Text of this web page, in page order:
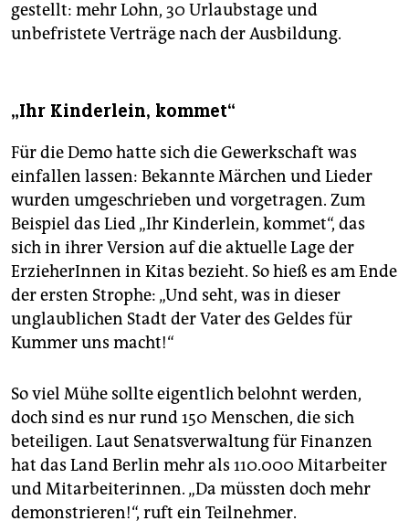
gestellt: mehr Lohn, 30 Urlaubstage und
unbefristete Verträge nach der Ausbildung.
„Ihr Kinderlein, kommet“
Für die Demo hatte sich die Gewerkschaft was
einfallen lassen: Bekannte Märchen und Lieder
wurden umgeschrieben und vorgetragen. Zum
Beispiel das Lied „Ihr Kinderlein, kommet“, das
sich in ihrer Version auf die aktuelle Lage der
ErzieherInnen in Kitas bezieht. So hieß es am Ende
der ersten Strophe: „Und seht, was in dieser
unglaublichen Stadt der Vater des Geldes für
Kummer uns macht!“
So viel Mühe sollte eigentlich belohnt werden,
doch sind es nur rund 150 Menschen, die sich
beteiligen. Laut Senatsverwaltung für Finanzen
hat das Land Berlin mehr als 110.000 Mitarbeiter
und Mitarbeiterinnen. „Da müssten doch mehr
demonstrieren!“, ruft ein Teilnehmer.